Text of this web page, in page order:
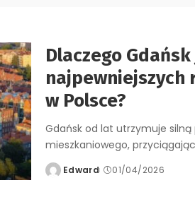
Dlaczego
najpewniejszych
w Polsce?
Gdańsk od lat utrzymuje
mieszkaniowego,
PostedEdward 01/04/2026